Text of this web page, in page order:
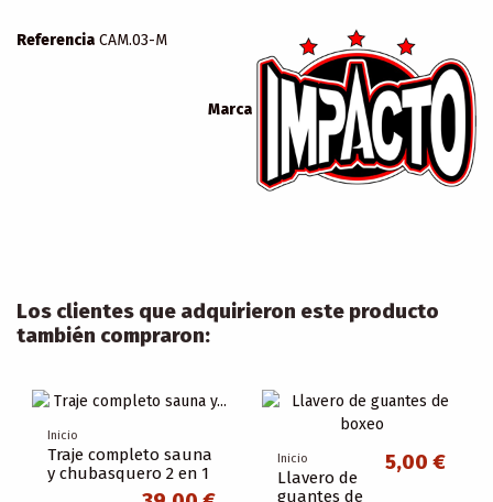
Marca
Referencia CAM.03-M
Los clientes que adquirieron este producto
también compraron:
Inicio
Traje completo sauna
y chubasquero 2 en 1
Inicio
Llavero de
guantes de
5,00 €